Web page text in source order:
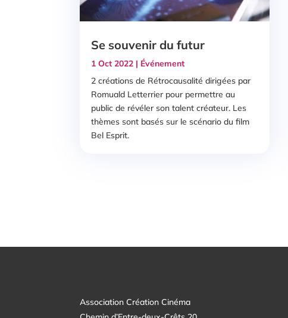
Se souvenir du futur
1 Oct 2022 | Événement
2 créations de Rétrocausalité dirigées par
Romuald Letterrier pour permettre au
public de révéler son talent créateur. Les
thèmes sont basés sur le scénario du film
Bel Esprit.
Association Création Cinéma